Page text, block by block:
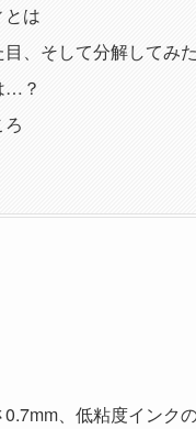
とは
目、そして分解してみた
…？
、低粘度インク